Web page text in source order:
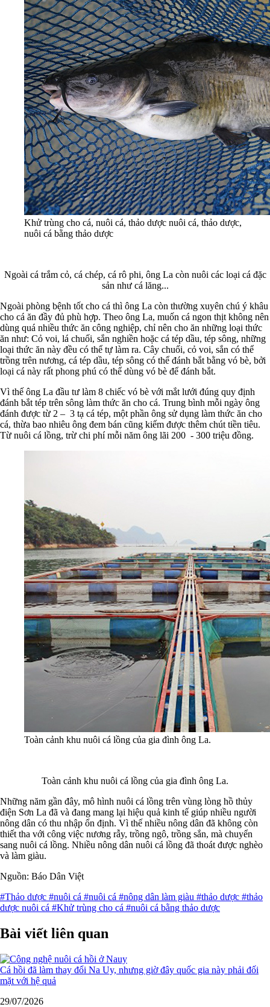
Khử trùng cho cá, nuôi cá, thảo dược nuôi cá, thảo dược,
nuôi cá bằng thảo dược
Ngoài cá trắm cỏ, cá chép, cá rô phi, ông La còn nuôi các loại cá đặc
sản như cá lăng...
Ngoài phòng bệnh tốt cho cá thì ông La còn thường xuyên chú ý khâu
cho cá ăn đầy đủ phù hợp. Theo ông La, muốn cá ngon thịt không nên
dùng quá nhiều thức ăn công nghiệp, chỉ nên cho ăn những loại thức
ăn như: Cỏ voi, lá chuối, sắn nghiền hoặc cá tép dầu, tép sông, những
loại thức ăn này đều có thể tự làm ra. Cây chuối, cỏ voi, sắn có thể
trồng trên nương, cá tép dầu, tép sông có thể đánh bắt bằng vó bè, bởi
loại cá này rất phong phú có thể dùng vó bè để đánh bắt.
Vì thế ông La đầu tư làm 8 chiếc vó bè với mắt lưới đúng quy định
đánh bắt tép trên sông làm thức ăn cho cá. Trung bình mỗi ngày ông
đánh được từ 2 – 3 tạ cá tép, một phần ông sử dụng làm thức ăn cho
cá, thừa bao nhiêu ông đem bán cũng kiếm được thêm chút tiền tiêu.
Từ nuôi cá lồng, trừ chi phí mỗi năm ông lãi 200 - 300 triệu đồng.
Toàn cảnh khu nuôi cá lồng của gia đình ông La.
Toàn cảnh khu nuôi cá lồng của gia đình ông La.
Những năm gần đây, mô hình nuôi cá lồng trên vùng lòng hồ thủy
điện Sơn La đã và đang mang lại hiệu quả kinh tế giúp nhiều người
nông dân có thu nhập ổn định. Vì thế nhiều nông dân đã không còn
thiết tha với công việc nương rẫy, trồng ngô, trồng sắn, mà chuyển
sang nuôi cá lồng. Nhiều nông dân nuôi cá lồng đã thoát được nghèo
và làm giàu.
Nguồn: Báo Dân Việt
#Thảo dược #nuôi cá #nuôi cá #nông dân làm giàu #thảo dược #thảo
dược nuôi cá #Khử trùng cho cá #nuôi cá bằng thảo dược
Bài viết liên quan
Cá hồi đã làm thay đổi Na Uy, nhưng giờ đây quốc gia này phải đối
mặt với hệ quả
29/07/2026